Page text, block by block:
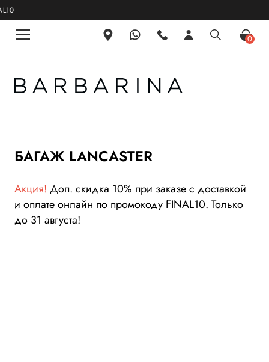
0
БАГАЖ LANCASTER
Акция! Доп. скидка 10% при заказе с доставкой
и оплате онлайн по промокоду FINAL10. Только
до 31 августа!